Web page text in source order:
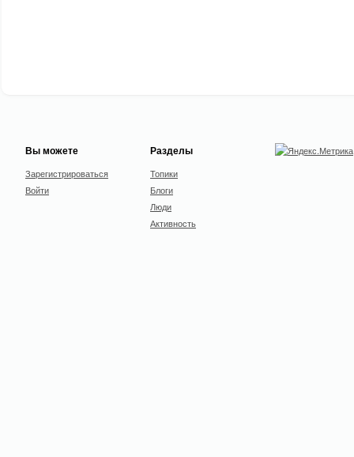
Вы можете
Зарегистрироваться
Войти
Разделы
Топики
Блоги
Люди
Активность